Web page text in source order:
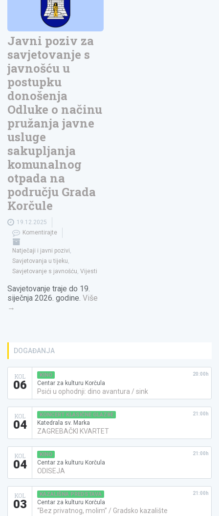
Javni poziv za
savjetovanje s
javnošću u
postupku
donošenja
Odluke o načinu
pružanja javne
usluge
sakupljanja
komunalnog
otpada na
području Grada
Korčule
19.12.2025
Komentirajte
Natječaji i javni pozivi
Savjetovanja u tijeku
Savjetovanje s javnošću Vijesti
Savjetovanje traje do 19.
siječnja 2026. godine. Više
→
DOGAĐANJA
KOL
06
KINO
Centar za kulturu Korčula
Psići u ophodnji: dino avantura / sink
20:00h
KOL
04
KONCERT KLASIČNE GLAZBE
Katedrala sv. Marka
ZAGREBAČKI KVARTET
21:00h
KOL
04
KINO
Centar za kulturu Korčula
ODISEJA
21:00h
KOL
03
KAZALIŠNA PREDSTAVA
Centar za kulturu Korčula
“Bez privatnog, molim” / Gradsko kazalište
21:00h